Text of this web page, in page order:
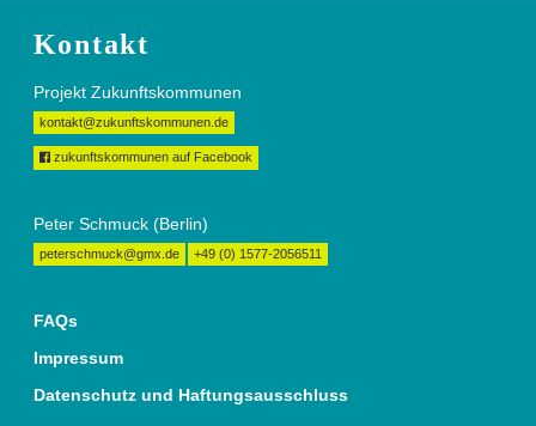
Kontakt
Projekt Zukunftskommunen
kontakt@zukunftskommunen.de
zukunftskommunen auf Facebook
Peter Schmuck (Berlin)
peterschmuck@gmx.de +49 (0) 1577-2056511
FAQs
Impressum
Datenschutz und Haftungsausschluss